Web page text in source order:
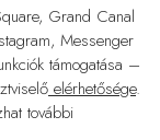
Grand Canal
Messenger
támogatása –
elérhetősége.
további